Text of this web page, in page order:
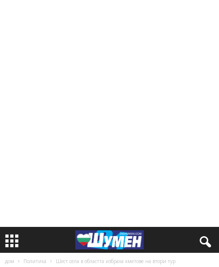
дом Политика Шест села в областта избраха кметове на втори тур